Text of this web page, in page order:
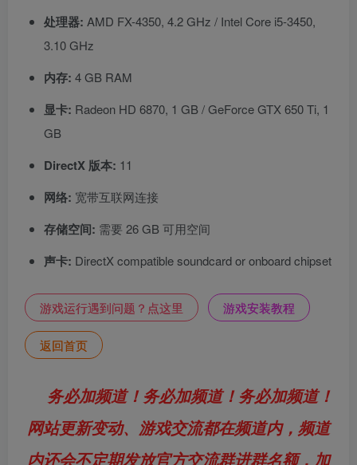
处理器: AMD FX-4350, 4.2 GHz / Intel Core i5-3450,
3.10 GHz
内存: 4 GB RAM
显卡: Radeon HD 6870, 1 GB / GeForce GTX 650 Ti, 1
GB
DirectX 版本: 11
网络: 宽带互联网连接
存储空间: 需要 26 GB 可用空间
声卡: DirectX compatible soundcard or onboard chipset
游戏运行遇到问题？点这里 游戏安装教程
返回首页
务必加频道！务必加频道！务必加频道！
网站更新变动、游戏交流都在频道内，频道
内还会不定期发放官方交流群进群名额，加